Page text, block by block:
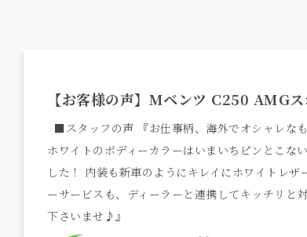
【お客様の声】Mベンツ C250 AMGス
■スタッフの声 『お仕事柄、海外でオシャレな
ホワイトのボディーカラーはいまいちピンとこ
した！ 内装も新車のようにキレイにホワイトレ
ーサービスも、ディーラーと連携してキッチリと
下さいませ♪』